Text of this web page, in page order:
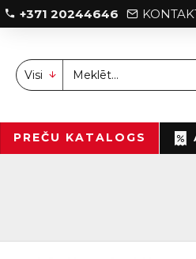
+371 20244646
Visi
PREČU KATALOGS